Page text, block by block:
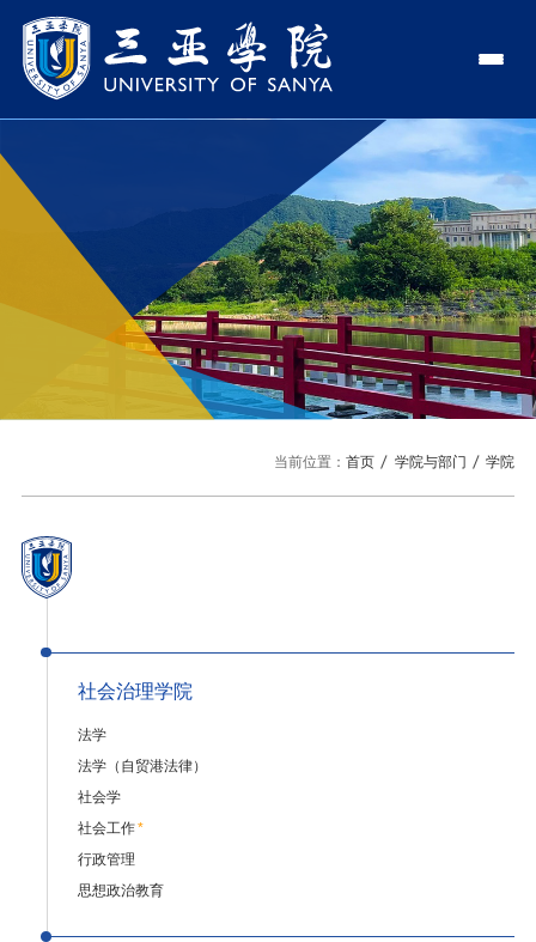
学校领导
学校简介
走近理事长
学校机构
校园风景
学院与部门
新闻中心
传媒视点
USY印象
三亚学院公共外交研究中心
招生信息
就业服务
研究生招生
图书馆
教务管理系统
当前位置：首页 学院与部门 学院
社会治理学院
法学
法学（自贸港法律）
社会学
社会工作*
行政管理
思想政治教育